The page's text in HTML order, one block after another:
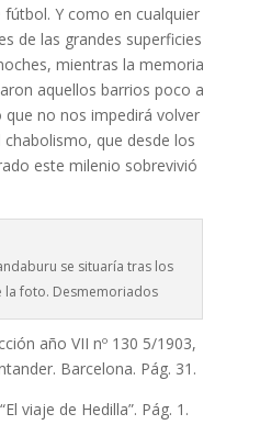
Y como en cualquier
de las grandes superficies
mientras la memoria
aquellos barrios poco a
no nos impedirá volver
que desde los
este milenio sobrevivió
se situaría tras los
foto. Desmemoriados
año VII nº 130 5/1903,
Barcelona. Pág. 31.
“El viaje de Hedilla”. Pág. 1.